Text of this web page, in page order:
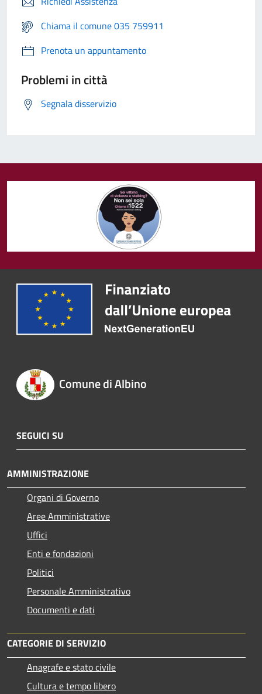
Chiama il comune 035 759911
Prenota un appuntamento
Problemi in città
Segnala disservizio
Comune di Albino
SEGUICI SU
AMMINISTRAZIONE
Organi di Governo
Aree Amministrative
Uffici
Enti e fondazioni
Politici
Personale Amministrativo
Documenti e dati
CATEGORIE DI SERVIZIO
Anagrafe e stato civile
Cultura e tempo libero